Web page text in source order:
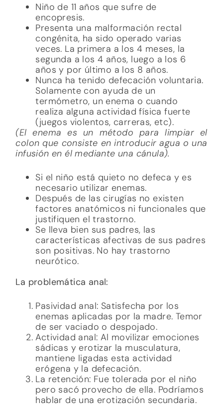
Niño de 11 años que sufre de
encopresis.
Presenta una malformación rectal
congénita, ha sido operado varias
veces. La primera a los 4 meses, la
segunda a los 4 años, luego a los 6
años y por último a los 8 años.
Nunca ha tenido defecación voluntaria.
Solamente con ayuda de un
termómetro, un enema o cuando
realiza alguna actividad física fuerte
(juegos violentos, carreras, etc).
(El enema es un método para limpiar el
colon que consiste en introducir agua o una
infusión en él mediante una cánula).
Si el niño está quieto no defeca y es
necesario utilizar enemas.
Después de las cirugías no existen
factores anatómicos ni funcionales que
justifiquen el trastorno.
Se lleva bien sus padres, las
características afectivas de sus padres
son positivas. No hay trastorno
neurótico.
La problemática anal:
Pasividad anal: Satisfecha por los
enemas aplicadas por la madre. Temor
de ser vaciado o despojado.
Actividad anal: Al movilizar emociones
sádicas y erotizar la musculatura,
mantiene ligadas esta actividad
erógena y la defecación.
La retención: Fue tolerada por el niño
pero sacó provecho de ella. Podríamos
hablar de una erotización secundaria.